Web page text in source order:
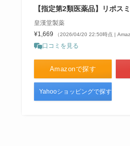
アイムミ
犬のエリ
売ってる
作りでき
【指定第2類医薬品】リポス
皇漢堂製薬
¥1,669
（2026/04/20 22:50時点 |
口コミを見る
Amazonで探す
Yahooショッピングで探す